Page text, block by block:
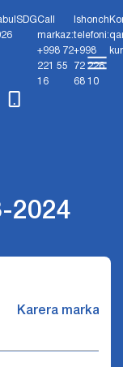
SDGCall
markaz:
+998 72
221 55
16
Ishonch
telefoni:
+998
72 226
68 10
2024
Karera markazi